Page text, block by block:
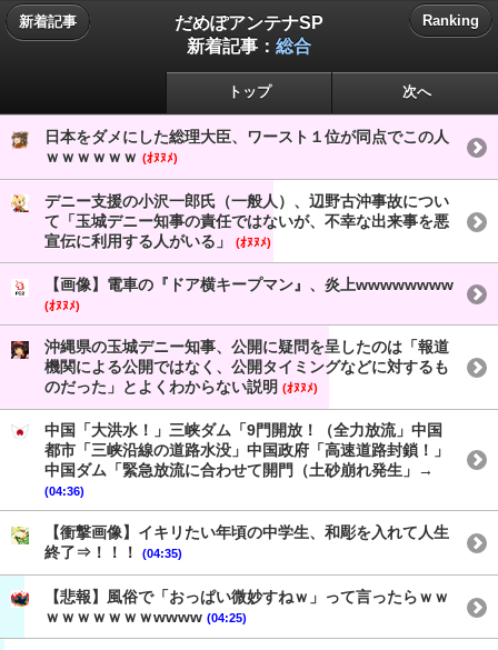
新着記事
だめぽアンテナSP
新着記事： 総合
Ranking
トップ 次へ
日本をダメにした総理大臣、ワースト１位が同点でこの人
ｗｗｗｗｗｗ (ｵﾇﾇﾒ)
デニー支援の小沢一郎氏（一般人）、辺野古沖事故につい
て「玉城デニー知事の責任ではないが、不幸な出来事を悪
宣伝に利用する人がいる」
(ｵﾇﾇﾒ)
【画像】電車の『ドア横キープマン』、炎上wwwwwwww
(ｵﾇﾇﾒ)
沖縄県の玉城デニー知事、公開に疑問を呈したのは「報道
機関による公開ではなく、公開タイミングなどに対するも
のだった」とよくわからない説明 (ｵﾇﾇﾒ)
中国「大洪水！」三峡ダム「9門開放！（全力放流」中国
都市「三峡沿線の道路水没」中国政府「高速道路封鎖！」
中国ダム「緊急放流に合わせて開門（土砂崩れ発生」→
(04:36)
【衝撃画像】イキリたい年頃の中学生、和彫を入れて人生
終了⇒！！！
(04:35)
【悲報】風俗で「おっぱい微妙すねｗ」って言ったらｗｗ
ｗｗｗｗｗｗｗwwww (04:25)